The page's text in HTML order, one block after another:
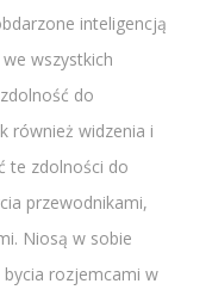
inteligencją
wszystkich
do
również widzenia i
te zdolności do
przewodnikami,
Niosą w sobie
rozjemcami w